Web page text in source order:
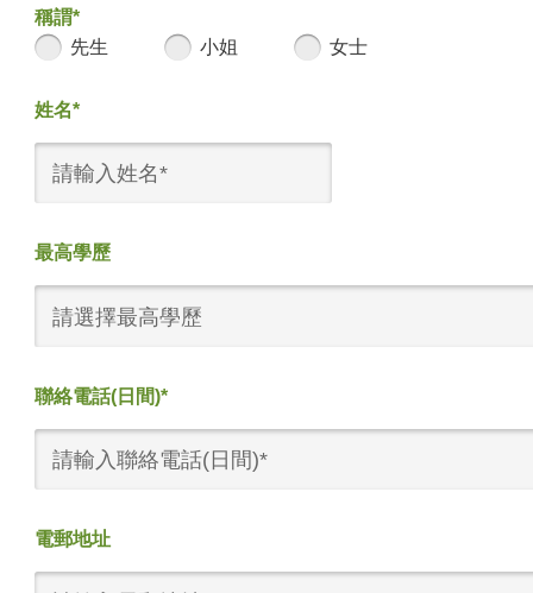
稱謂*
先生
小姐 女士
姓名*
最高學歷
請選擇最高學歷
聯絡電話(日間)*
電郵地址